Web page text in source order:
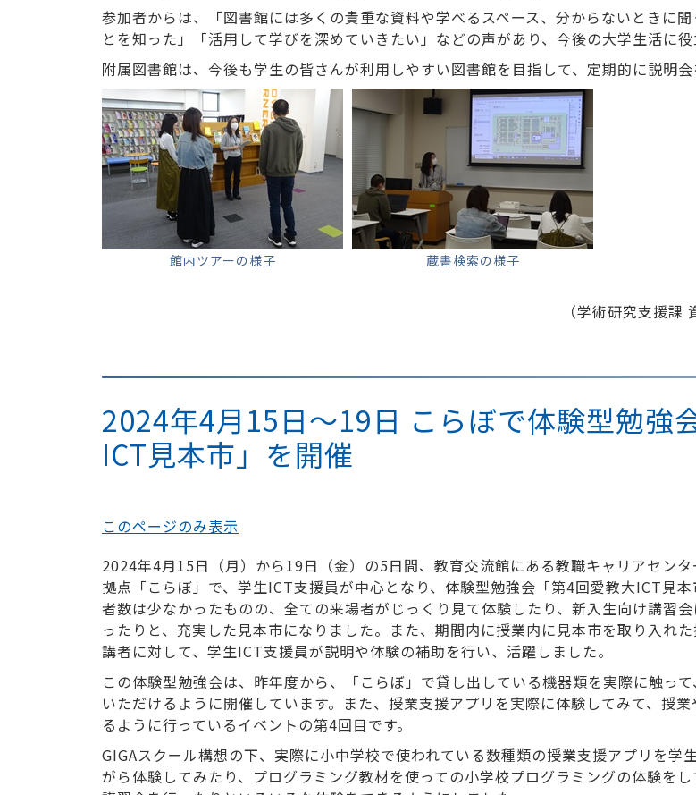
参加者からは、「図書館には多くの貴重な資料や学べるスペース、分からないときに
とを知った」「活用して学びを深めていきたい」などの声があり、今後の大学生活に役
附属図書館は、今後も学生の皆さんが利用しやすい図書館を目指して、定期的に説明会
館内ツアーの様子 蔵書検索の様子
（学術研究支援
2024年4月15日～19日 こらぼで体験型勉強
ICT見本市」を開催
このページのみ表示
2024年4月15日（月）から19日（金）の5日間、教育交流館にある教職キャリアセン
拠点「こらぼ」で、学生ICT支援員が中心となり、体験型勉強会「第4回愛教大ICT見
者数は少なかったものの、全ての来場者がじっくり見て体験したり、新入生向け講習
ったりと、充実した見本市になりました。また、期間内に授業内に見本市を取り入れ
講者に対して、学生ICT支援員が説明や体験の補助を行い、活躍しました。
この体験型勉強会は、昨年度から、「こらぼ」で貸し出している機器類を実際に触っ
いただけるように開催しています。また、授業支援アプリを実際に体験してみて、授
るように行っているイベントの第4回目です。
GIGAスクール構想の下、実際に小中学校で使われている数種類の授業支援アプリを学
がら体験してみたり、プログラミング教材を使っての小学校プログラミングの体験を